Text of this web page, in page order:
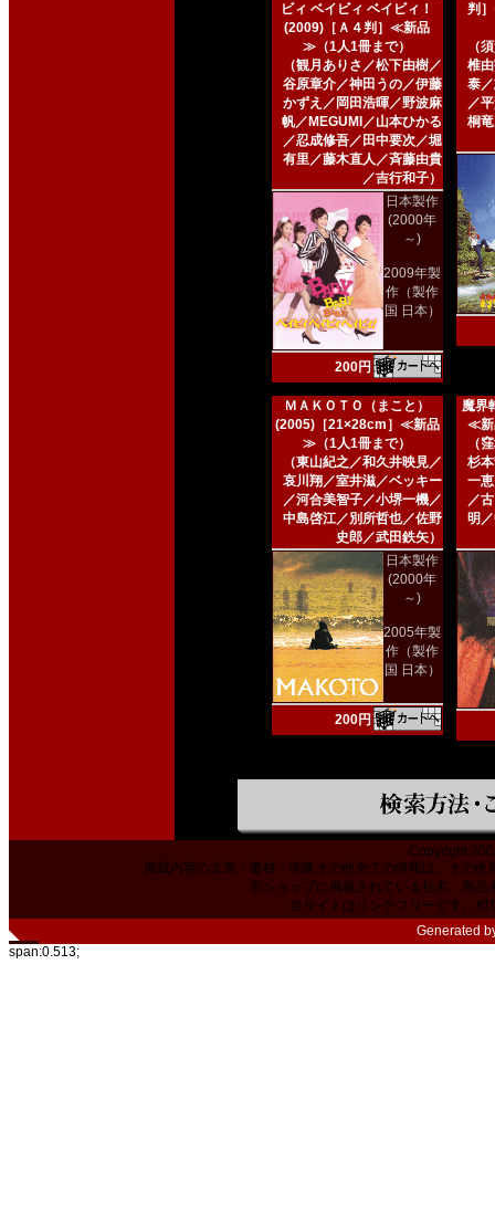
ビィ ベイビィ ベイビィ！
(2009)［Ａ４判］≪新品
≫（1人1冊まで）
（観月ありさ／松下由樹／
谷原章介／神田うの／伊藤
かずえ／岡田浩暉／野波麻
帆／MEGUMI／山本ひかる
／忍成修吾／田中要次／堀
有里／藤木直人／斉藤由貴
／吉行和子）
日本製作
(2000年
～)
2009年製
作（製作
国 日本）
200円
判
（
椎
泰
／
桐
ＭＡＫＯＴＯ（まこと）
(2005)［21×28cm］≪新品
≫（1人1冊まで）
（東山紀之／和久井映見／
哀川翔／室井滋／ベッキー
／河合美智子／小堺一機／
中島啓江／別所哲也／佐野
史郎／武田鉄矢）
日本製作
(2000年
～)
2005年製
作（製作
国 日本）
200円
魔界
≪新
（
杉
一
／
明
Copyright
掲載内容の文章・価格・画像その他全ての情報は、その
本ショップに掲載されている社名、商
当サイトはリンクフリーです。相
Generated
span:0.513;